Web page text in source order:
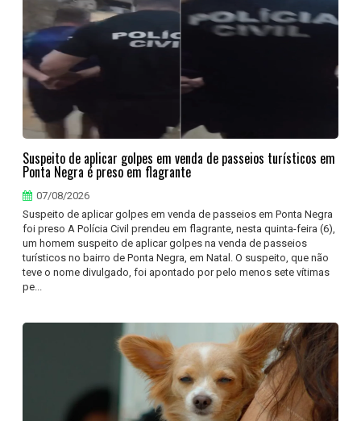
Suspeito de aplicar golpes em venda de passeios turísticos em
Ponta Negra é preso em flagrante
07/08/2026
Suspeito de aplicar golpes em venda de passeios em Ponta Negra
foi preso A Polícia Civil prendeu em flagrante, nesta quinta-feira (6),
um homem suspeito de aplicar golpes na venda de passeios
turísticos no bairro de Ponta Negra, em Natal. O suspeito, que não
teve o nome divulgado, foi apontado por pelo menos sete vítimas
pe...